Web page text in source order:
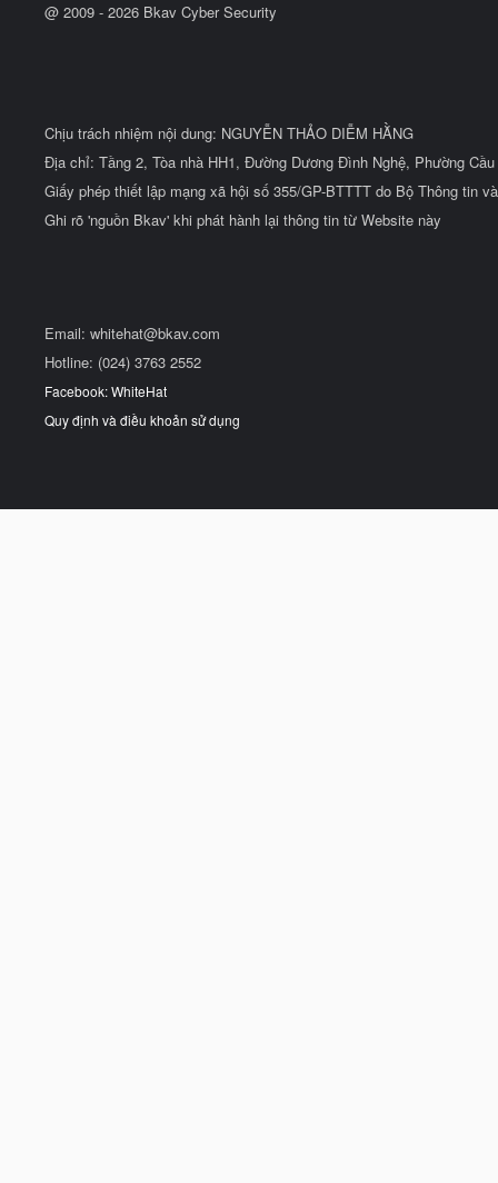
@ 2009 - 2026 Bkav Cyber Security
Chịu trách nhiệm nội dung: NGUYỄN THẢO DIỄM HẰNG
Địa chỉ: Tầng 2, Tòa nhà HH1, Đường Dương Đình Nghệ, Phường
Giấy phép thiết lập mạng xã hội số 355/GP-BTTTT do Bộ Thông tin
Ghi rõ 'nguồn Bkav' khi phát hành lại thông tin từ Website này
Email: whitehat@bkav.com
Hotline: (024) 3763 2552
Facebook: WhiteHat
Quy định và điều khoản sử dụng